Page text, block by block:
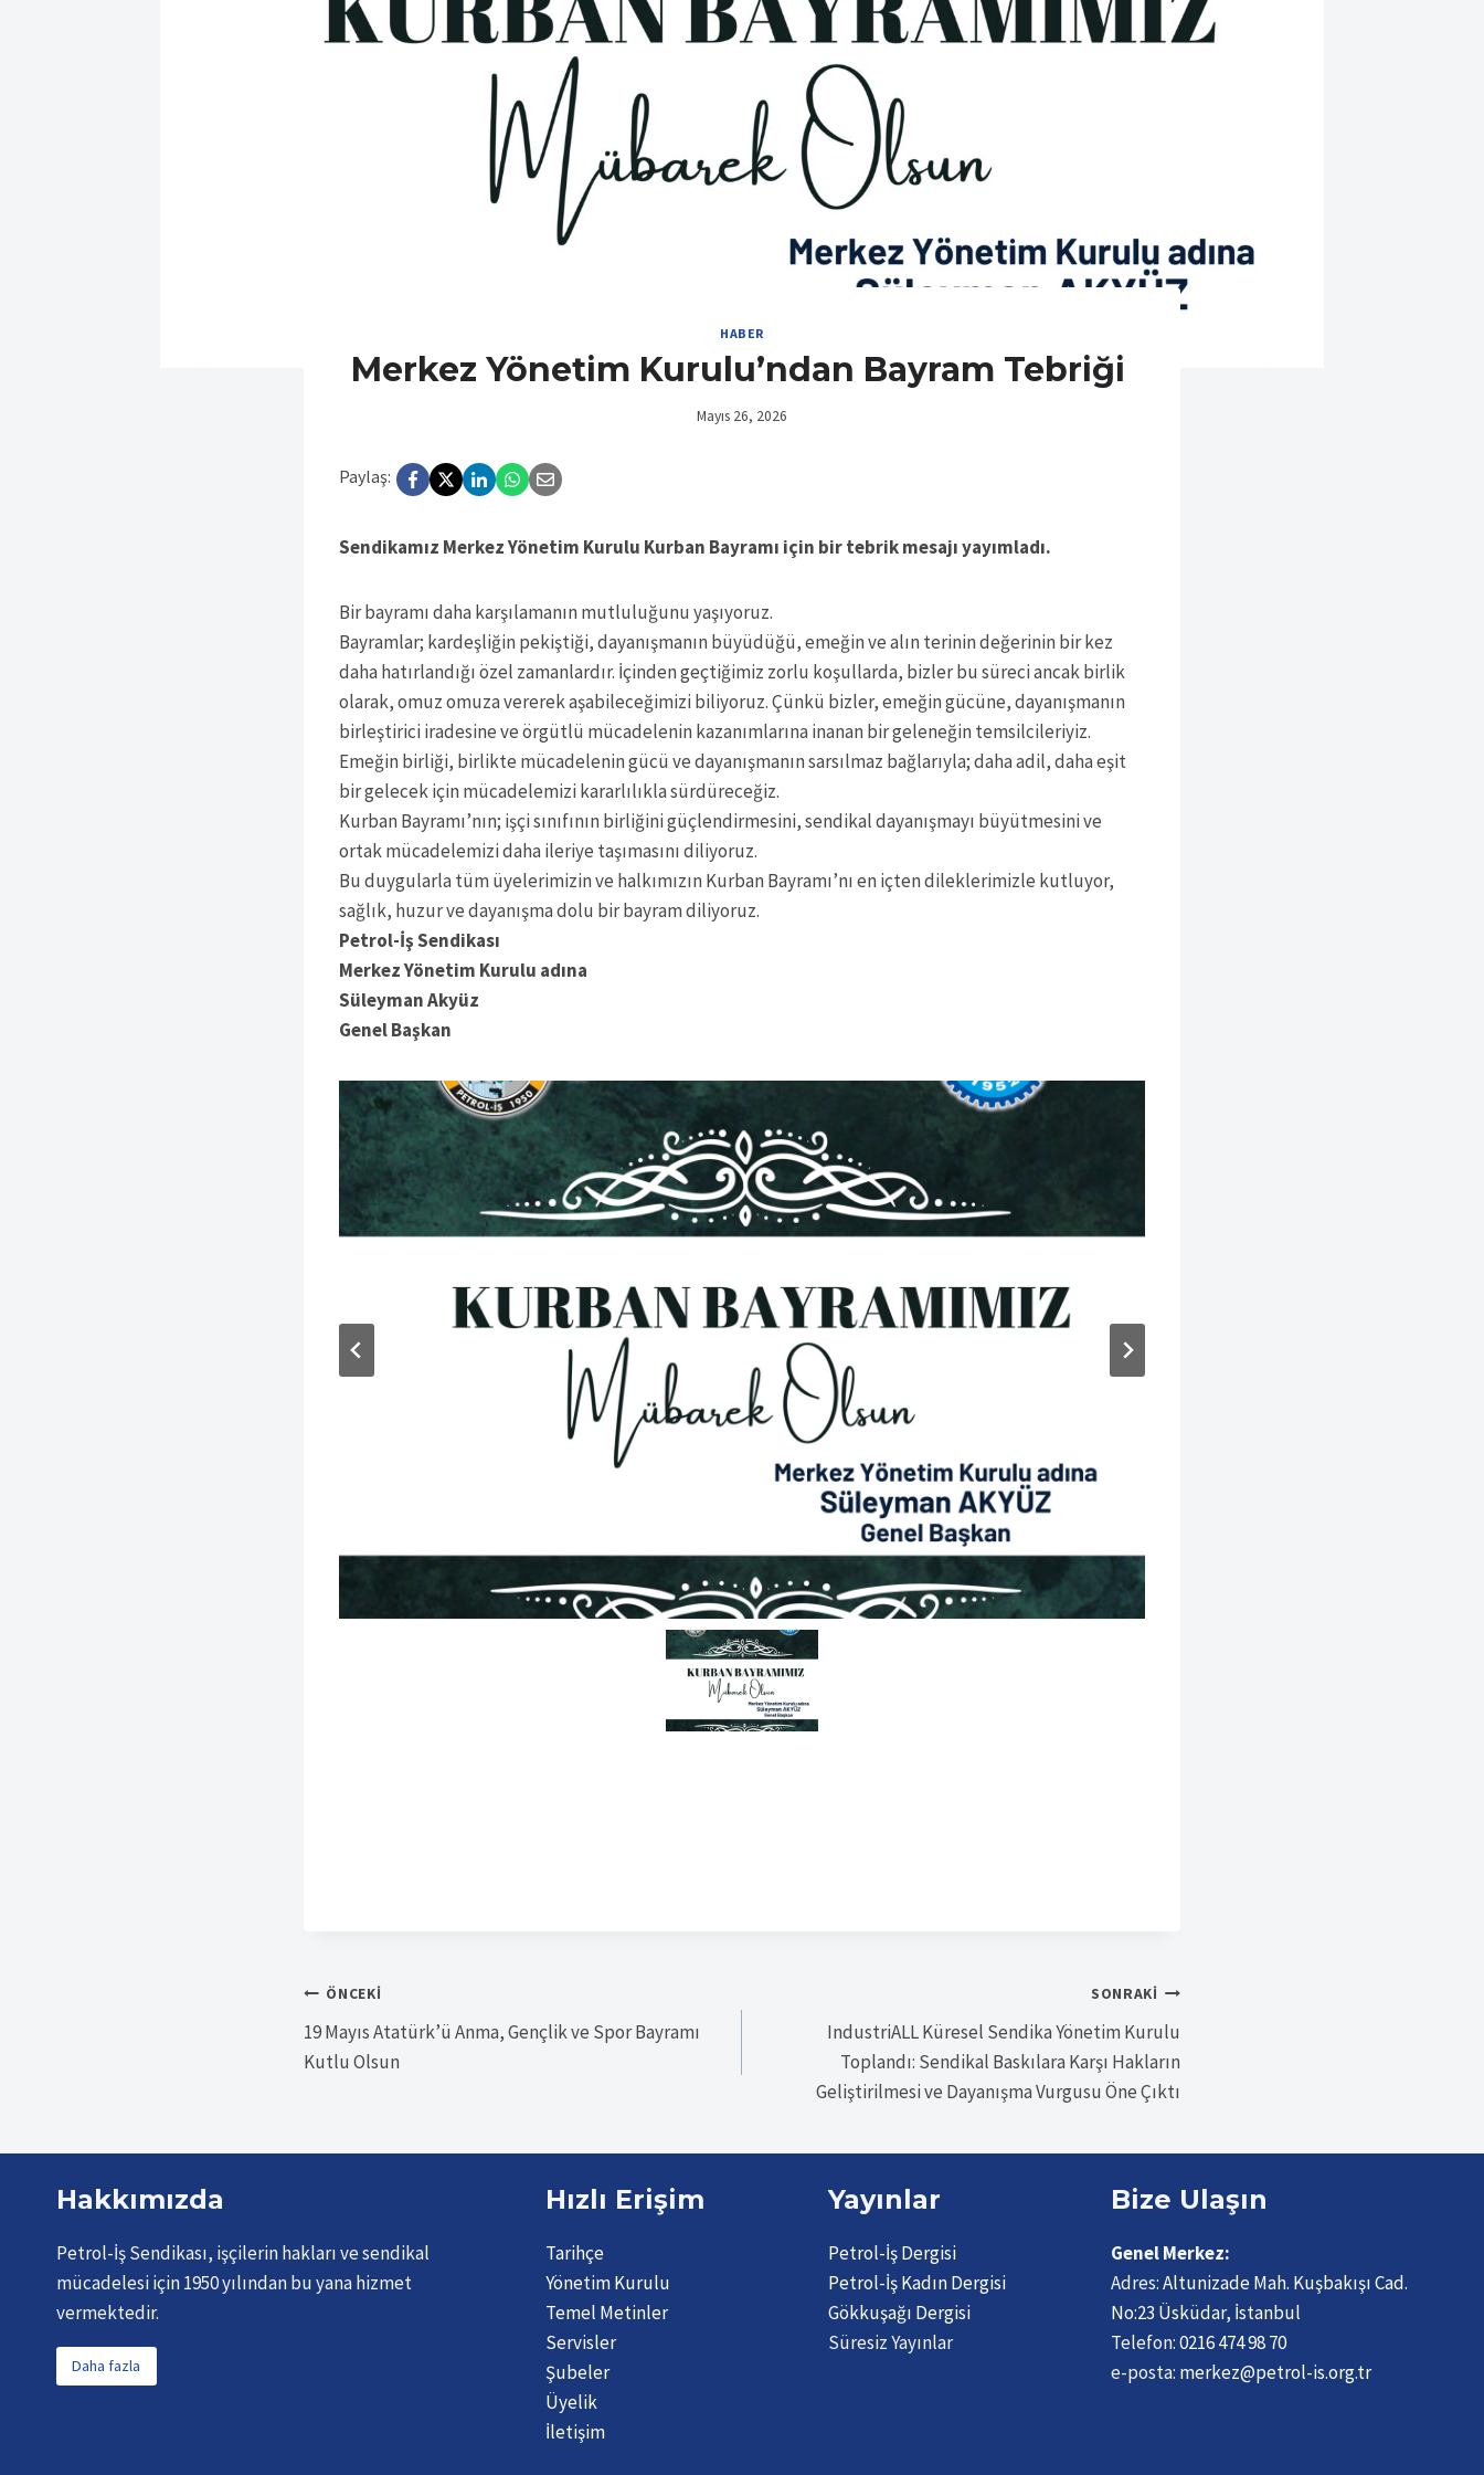
HABER
Merkez Yönetim Kurulu’ndan Bayram Tebriği
Mayıs 26, 2026
Paylaş:
Sendikamız Merkez Yönetim Kurulu Kurban Bayramı için bir tebrik mesajı yayımladı.
Bir bayramı daha karşılamanın mutluluğunu yaşıyoruz.
Bayramlar; kardeşliğin pekiştiği, dayanışmanın büyüdüğü, emeğin ve alın terinin değerinin bir kez
daha hatırlandığı özel zamanlardır. İçinden geçtiğimiz zorlu koşullarda, bizler bu süreci ancak birlik
olarak, omuz omuza vererek aşabileceğimizi biliyoruz. Çünkü bizler, emeğin gücüne, dayanışmanın
birleştirici iradesine ve örgütlü mücadelenin kazanımlarına inanan bir geleneğin temsilcileriyiz.
Emeğin birliği, birlikte mücadelenin gücü ve dayanışmanın sarsılmaz bağlarıyla; daha adil, daha eşit
bir gelecek için mücadelemizi kararlılıkla sürdüreceğiz.
Kurban Bayramı’nın; işçi sınıfının birliğini güçlendirmesini, sendikal dayanışmayı büyütmesini ve
ortak mücadelemizi daha ileriye taşımasını diliyoruz.
Bu duygularla tüm üyelerimizin ve halkımızın Kurban Bayramı’nı en içten dileklerimizle kutluyor,
sağlık, huzur ve dayanışma dolu bir bayram diliyoruz.
Petrol-İş Sendikası
Merkez Yönetim Kurulu adına
Süleyman Akyüz
Genel Başkan
Yazı
gezinmesi
ÖNCEKI
19 Mayıs Atatürk’ü Anma, Gençlik ve Spor Bayramı
Kutlu Olsun
SONRAKI
IndustriALL Küresel Sendika Yönetim Kurulu
Toplandı: Sendikal Baskılara Karşı Hakların
Geliştirilmesi ve Dayanışma Vurgusu Öne Çıktı
Hakkımızda
Petrol-İş Sendikası, işçilerin hakları ve sendikal
mücadelesi için 1950 yılından bu yana hizmet
vermektedir.
Daha fazla
Hızlı Erişim
Tarihçe
Yönetim Kurulu
Temel Metinler
Servisler
Şubeler
Üyelik
İletişim
Yayınlar
Petrol-İş Dergisi
Petrol-İş Kadın Dergisi
Gökkuşağı Dergisi
Süresiz Yayınlar
Bize Ulaşın
Genel Merkez:
Adres:Altunizade Mah. Kuşbakışı Cad.
No:23 Üsküdar, İstanbul
Telefon:0216 474 98 70
e-posta: merkez@petrol-is.org.tr